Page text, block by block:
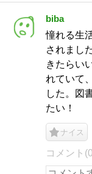
biba
憧れる生
されまし
きたらい
れていて
した。図
たい！
ナイス
コメント